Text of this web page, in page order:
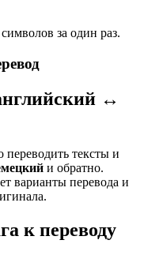
символов за один раз.
↔
тексты и
и обратно.
варианты перевода и
к переводу